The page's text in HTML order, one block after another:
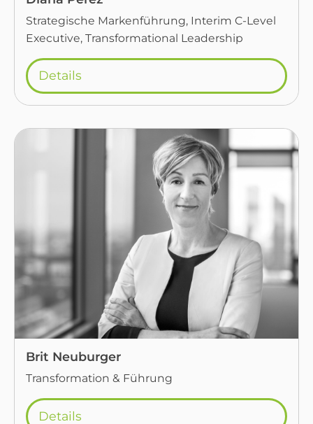
Strategische Markenführung, Interim C-Level
Executive, Transformational Leadership
Details
Brit Neuburger
Transformation & Führung
Details